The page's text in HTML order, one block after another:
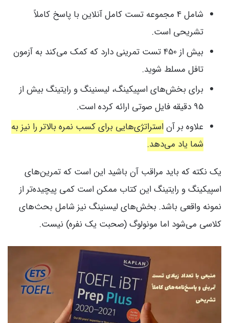
شامل 4 مجموعه تست کامل آنلاین با پاسخ کاملاً
تشریحی است.
بیش از 450 تست تمرینی دارد که کمک می‌کند به آزمون
تافل مسلط شوید.
برای بخش‌های اسپیکینگ، لیسنینگ و رایتینگ بیش از
95 دقیقه فایل صوتی ارائه کرده است.
علاوه بر آناستراتژی‌هایی برای کسب نمره بالاتر را نیز به
شما یاد می‌دهد.
یک نکته که باید مراقب آن باشید این است که تمرین‌های
اسپیکینگ و رایتینگ این کتاب ممکن است کمی پیچیده‌تر از
نمونه واقعی باشد. بخش‌های لیسنینگ نیز شامل بحث‌های
کلاسی می‌شود اما مونولوگ (صحبت یک نفره) نیست.